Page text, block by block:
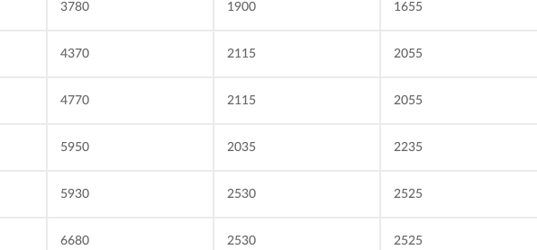
3780 1900 1655
4370 2115 2055
4770 2115 2055
5950 2035 2235
5930 2530 2525
6680 2530 2525